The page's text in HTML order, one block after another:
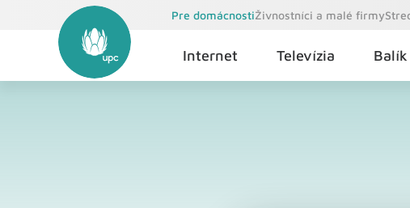
Pre domácnostiŽivnostníci a malé firmy
Internet Televízia